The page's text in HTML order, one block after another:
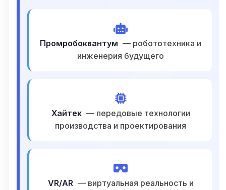
Промробоквантум — робототехника и
инженерия будущего
Хайтек — передовые технологии
производства и проектирования
VR/AR — виртуальная реальность и